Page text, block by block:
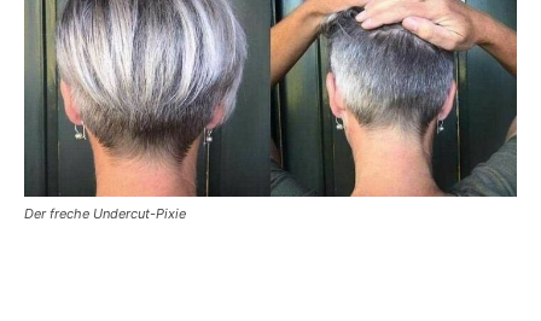
Der freche Undercut-Pixie